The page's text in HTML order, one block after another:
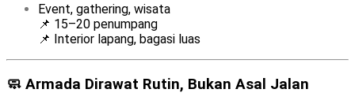
Event, gathering, wisata
📌 15–20 penumpang
📌 Interior lapang, bagasi luas
🧼 Armada Dirawat Rutin, Bukan Asal Jalan